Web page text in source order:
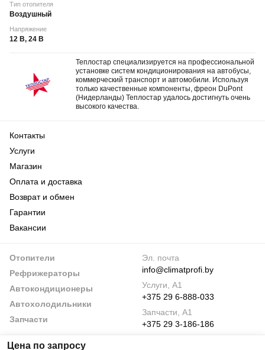
Цена по запросу
Тип отопителя
Воздушный
Напряжение
12 В, 24 В
Теплостар специализируется на профессиональной
установке систем кондиционирования на автобусы,
коммерческий транспорт и автомобили. Используя
только качественные компоненты, фреон DuPont
(Нидерланды) Теплостар удалось достигнуть очень
высокого качества.
Отопители
Рефрижераторы
Автокондиционеры
Автохолодильники
Запчасти
Контакты
Услуги
Магазин
Оплата и доставка
Возврат и обмен
Гарантии
Вакансии
Эл. почта
info@climatprofi.by
Услуги, А1
+375 29 6-888-033
Запчасти, А1
+375 29 3-186-186